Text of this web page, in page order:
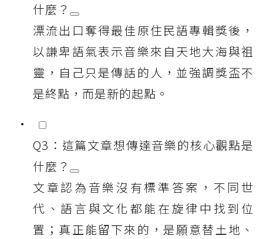
什麼？
漂流出口奪得最佳原住民語專輯獎後，
以謙卑語氣表示音樂來自天地大海與祖
靈，自己只是傳話的人，並強調獎盃不
是終點，而是新的起點。
Q3：這篇文章想傳達音樂的核心觀點是
什麼？
文章認為音樂沒有標準答案，不同世
代、語言與文化都能在旋律中找到位
置；真正能留下來的，是願意替土地、